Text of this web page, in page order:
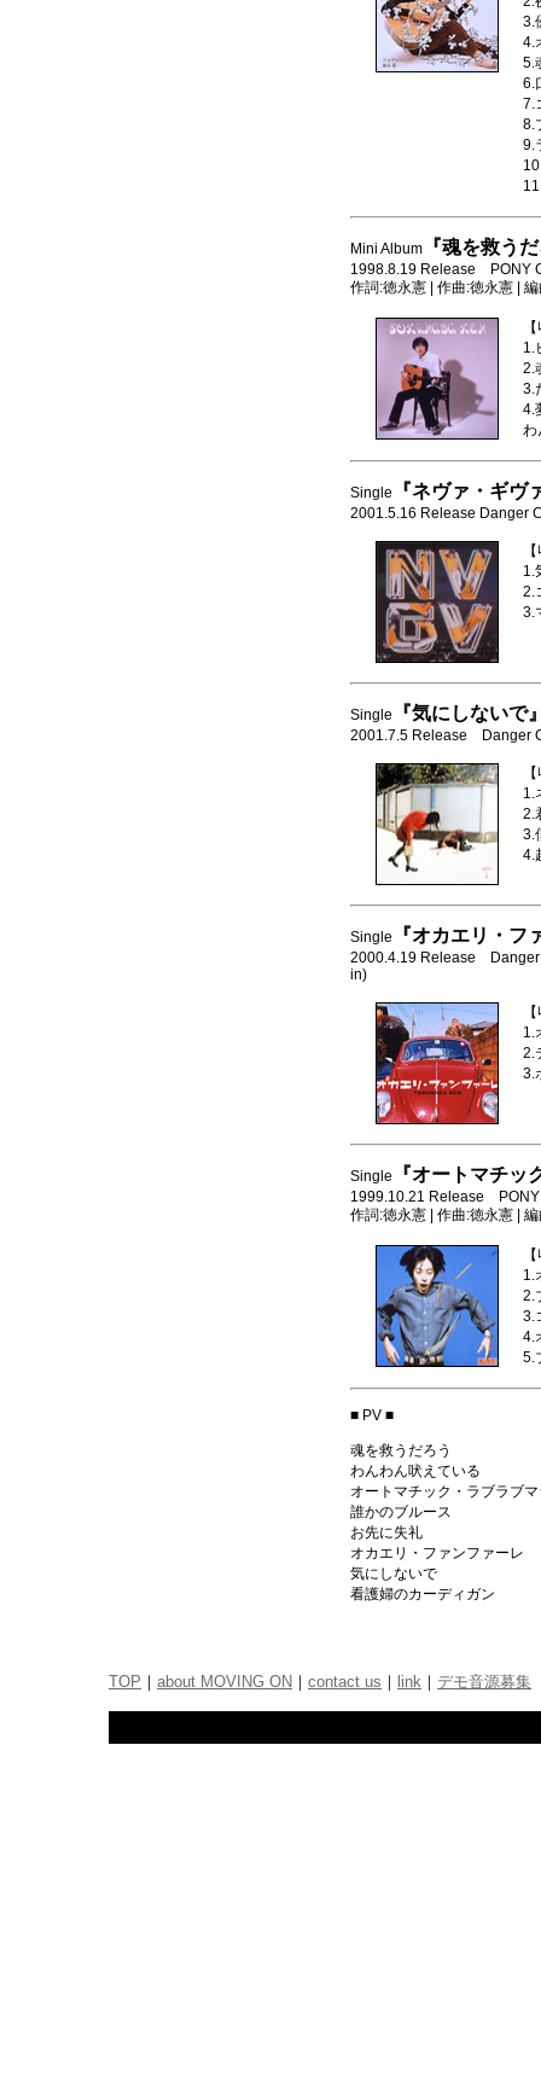
3.
4.
5.
6.
7.
8.
9.
Mini Album 『魂を救う
1998.8.19 Release PONY
作詞:徳永憲 | 作曲:徳永憲 |
1.
2.
3.
4.
わ
Single 『ネヴァ・ギヴ
2001.5.16 Release Danger
1.
2.
3.
Single 『気にしないで
2001.7.5 Release Danger
1.
2.
3.
4.
Single 『オカエリ・フ
2000.4.19 Release
in)
1.
2.
3.
Single 『オートマチッ
1999.10.21 Release
作詞:徳永憲 | 作曲:徳永憲 |
1.
2.
3.
4.
5.
■ PV ■
魂を救うだろう
わんわん吠えている
オートマチック・ラブラブ
誰かのブルース
お先に失礼
オカエリ・ファンファーレ
気にしないで
看護婦のカーディガン
TOP ｜ about MOVING ON ｜ contact us ｜ link ｜ デモ音源募集